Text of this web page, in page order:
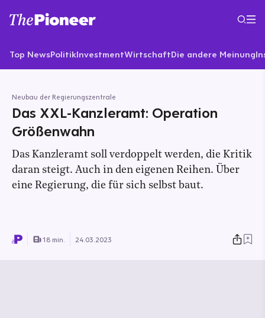
Top NewsPolitikInvestmentWirtschaftDie andere Meinung
Neubau der Regierungszentrale
Das XXL-Kanzleramt: Operation
Größenwahn
Das Kanzleramt soll verdoppelt werden, die Kritik
daran steigt. Auch in den eigenen Reihen. Über
eine Regierung, die für sich selbst baut.
18 min. 24.03.2023